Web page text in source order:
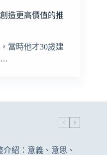
造更高價值的推
當時他才30歲建
…
紹：意義、意思、